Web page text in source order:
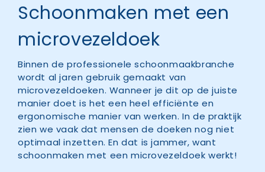
Schoonmaken met een
microvezeldoek
Binnen de professionele schoonmaakbranche
wordt al jaren gebruik gemaakt van
microvezeldoeken. Wanneer je dit op de juiste
manier doet is het een heel efficiënte en
ergonomische manier van werken. In de praktijk
zien we vaak dat mensen de doeken nog niet
optimaal inzetten. En dat is jammer, want
schoonmaken met een microvezeldoek werkt!